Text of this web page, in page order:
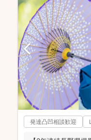
発達凸凹相談歓迎